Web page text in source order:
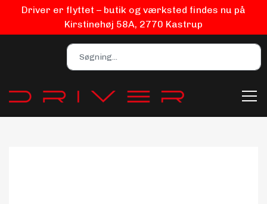
Driver er flyttet – butik og værksted findes nu på
Kirstinehøj 58A, 2770 Kastrup